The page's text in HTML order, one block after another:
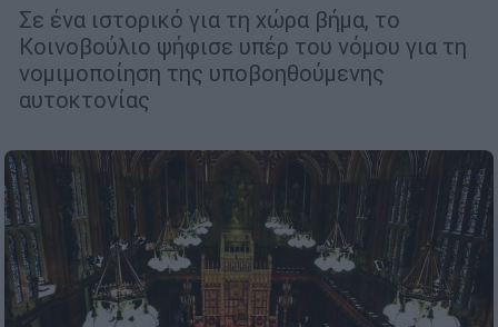
Σε ένα ιστορικό για τη χώρα βήμα, το
Κοινοβούλιο ψήφισε υπέρ του νόμου για τη
νομιμοποίηση της υποβοηθούμενης
αυτοκτονίας